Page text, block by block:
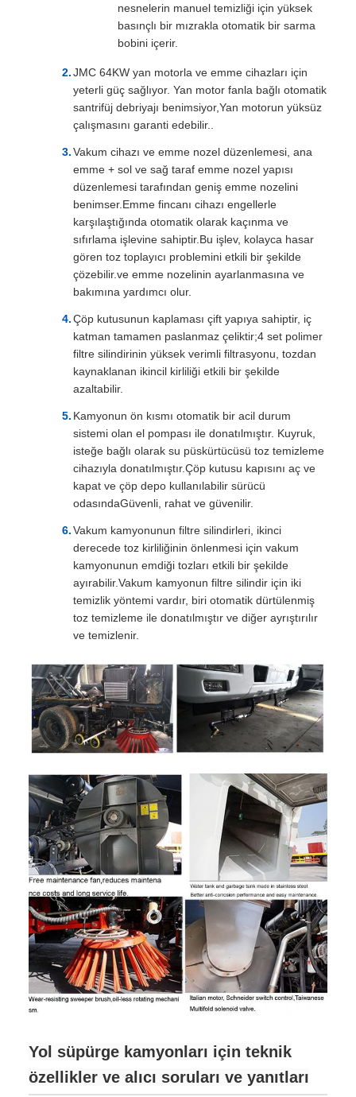
nesnelerin manuel temizliği için yüksek
basınçlı bir mızrakla otomatik bir sarma
bobini içerir.
JMC 64KW yan motorla ve emme cihazları için
yeterli güç sağlıyor. Yan motor fanla bağlı otomatik
santrifüj debriyajı benimsiyor,Yan motorun yüksüz
çalışmasını garanti edebilir..
Vakum cihazı ve emme nozel düzenlemesi, ana
emme + sol ve sağ taraf emme nozel yapısı
düzenlemesi tarafından geniş emme nozelini
benimser.Emme fincanı cihazı engellerle
karşılaştığında otomatik olarak kaçınma ve
sıfırlama işlevine sahiptir.Bu işlev, kolayca hasar
gören toz toplayıcı problemini etkili bir şekilde
çözebilir.ve emme nozelinin ayarlanmasına ve
bakımına yardımcı olur.
Çöp kutusunun kaplaması çift yapıya sahiptir, iç
katman tamamen paslanmaz çeliktir;4 set polimer
filtre silindirinin yüksek verimli filtrasyonu, tozdan
kaynaklanan ikincil kirliliği etkili bir şekilde
azaltabilir.
Kamyonun ön kısmı otomatik bir acil durum
sistemi olan el pompası ile donatılmıştır. Kuyruk,
isteğe bağlı olarak su püskürtücüsü toz temizleme
cihazıyla donatılmıştır.Çöp kutusu kapısını aç ve
kapat ve çöp depo kullanılabilir sürücü
odasındaGüvenli, rahat ve güvenilir.
Vakum kamyonunun filtre silindirleri, ikinci
derecede toz kirliliğinin önlenmesi için vakum
kamyonunun emdiği tozları etkili bir şekilde
ayırabilir.Vakum kamyonun filtre silindir için iki
temizlik yöntemi vardır, biri otomatik dürtülenmiş
toz temizleme ile donatılmıştır ve diğer ayrıştırılır
ve temizlenir.
Yol süpürge kamyonları için teknik
özellikler ve alıcı soruları ve yanıtları